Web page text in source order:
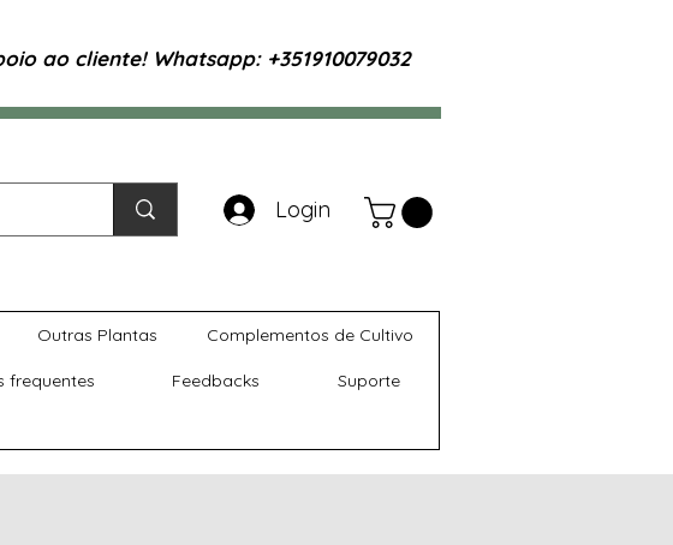
ao cliente! Whatsapp: +351910079032
Login
Outras Plantas Complementos de Cultivo
frequentes Feedbacks Suporte